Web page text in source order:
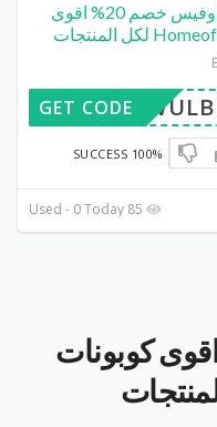
كود خصم هوم أوفيس خصم 20% اقوى
GET CODE
100% SUCCESS
كوبونات